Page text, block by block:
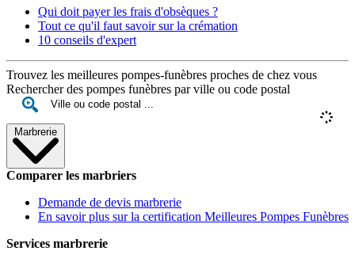
Qui doit payer les frais d'obsèques ?
Tout ce qu'il faut savoir sur la crémation
10 conseils d'expert
Trouvez les meilleures pompes-funèbres proches de chez vous
Rechercher des pompes funèbres par ville ou code postal
Marbrerie
Comparer les marbriers
Demande de devis marbrerie
En savoir plus sur la certification Meilleures Pompes Funèbres
Services marbrerie